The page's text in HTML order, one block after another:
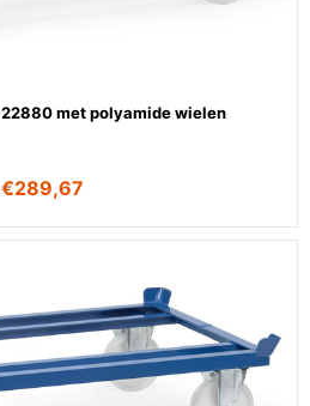
met polyamide wielen
€289,67